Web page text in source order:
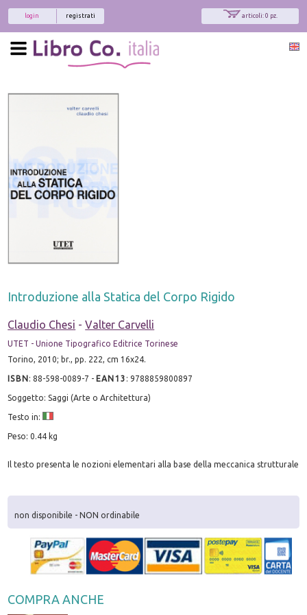
articoli: 0 pz.
registrati
login
Introduzione alla Statica del Corpo Rigido
Claudio Chesi -Valter Carvelli
UTET - Unione Tipografico Editrice Torinese
Torino, 2010; br., pp. 222, cm 16x24.
ISBN:88-598-0089-7 - EAN13 :9788859800897
Soggetto: Saggi (Arte o Architettura)
Testo in:
Peso: 0.44 kg
Il testo presenta le nozioni elementari alla base della meccanica strutturale
non disponibile - NON ordinabile
COMPRA ANCHE